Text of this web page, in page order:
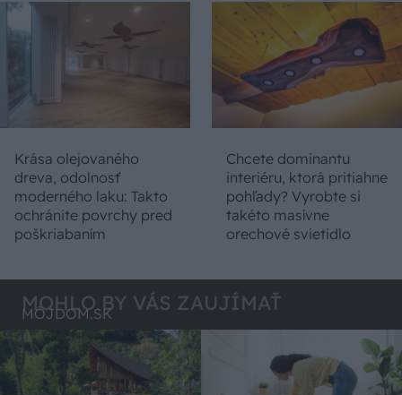
Krása olejovaného
dreva, odolnosť
moderného laku: Takto
ochránite povrchy pred
poškriabaním
Chcete dominantu
interiéru, ktorá pritiahne
pohľady? Vyrobte si
takéto masívne
orechové svietidlo
MOHLO BY VÁS ZAUJÍMAŤ
MÔJDOM.SK